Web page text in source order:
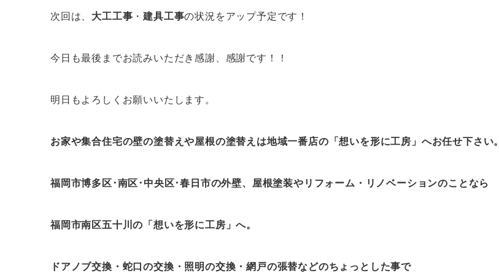
次回は、 大工工事 ・建具工事の状況をアップ予定です！
今日も最後までお読みいただき感謝、感謝です！！
明日もよろしくお願いいたします。
お家や集合住宅の壁の塗替えや屋根の塗替えは地域一番店の「想いを形に工房」へお任せ下さい。
福岡市博多区･南区･中央区･春日市の外壁、屋根塗装やリフォーム・リノベーションのことなら
福岡市南区五十川の「想いを形に工房」へ。
ドアノブ交換・蛇口の交換・照明の交換・網戸の張替などのちょっとした事で